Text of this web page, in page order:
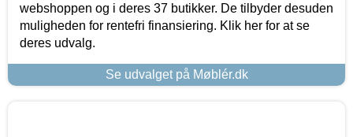
webshoppen og i deres 37 butikker. De tilbyder desuden
muligheden for rentefri finansiering. Klik her for at se
deres udvalg.
Se udvalget på Møblér.dk